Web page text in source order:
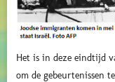
Het is in deze eindtijd
om de gebeurtenissen